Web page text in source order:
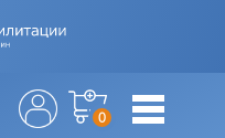
0